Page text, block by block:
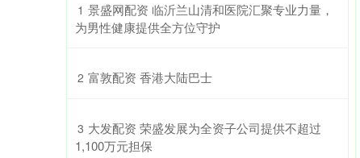
1 ​景盛网配资 临沂兰山清和医院汇聚专业力量，
为男性健康提供全方位守护
2 ​富敦配资 香港大陆巴士
3 ​大发配资 荣盛发展为全资子公司提供不超过
1,100万元担保